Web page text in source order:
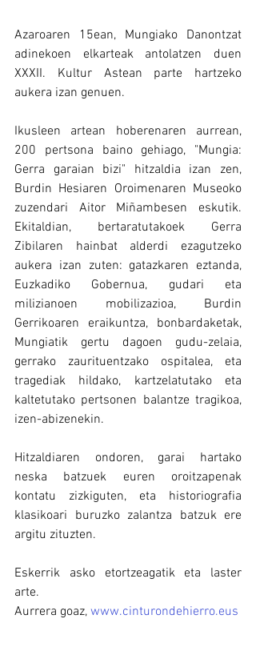
Azaroaren 15ean, Mungiako Danontzat
adinekoen elkarteak antolatzen duen
XXXII. Kultur Astean parte hartzeko
aukera izan genuen.
Ikusleen artean hoberenaren aurrean,
200 pertsona baino gehiago, "Mungia:
Gerra garaian bizi" hitzaldia izan zen,
Burdin Hesiaren Oroimenaren Museoko
zuzendari Aitor Miñambesen eskutik.
Ekitaldian, bertaratutakoek Gerra
Zibilaren hainbat alderdi ezagutzeko
aukera izan zuten: gatazkaren eztanda,
Euzkadiko Gobernua, gudari eta
milizianoen mobilizazioa, Burdin
Gerrikoaren eraikuntza, bonbardaketak,
Mungiatik gertu dagoen gudu-zelaia,
gerrako zaurituentzako ospitalea, eta
tragediak hildako, kartzelatutako eta
kaltetutako pertsonen balantze tragikoa,
izen-abizenekin.
Hitzaldiaren ondoren, garai hartako
neska batzuek euren oroitzapenak
kontatu zizkiguten, eta historiografia
klasikoari buruzko zalantza batzuk ere
argitu zituzten.
Eskerrik asko etortzeagatik eta laster
arte.
Aurrera goaz, www.cinturondehierro.eus